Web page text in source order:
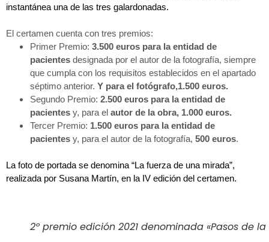
instantánea una de las tres galardonadas.
El certamen cuenta con tres premios:
Primer Premio: 3.500 euros para la entidad de
pacientes designada por el autor de la fotografía, siempre
que cumpla con los requisitos establecidos en el apartado
séptimo anterior. Y para el fotógrafo,1.500 euros.
Segundo Premio: 2.500 euros para la entidad de
pacientes y, para el autor de la obra, 1.000 euros.
Tercer Premio: 1.500 euros para la entidad de
pacientes y, para el autor de la fotografía, 500 euros.
La foto de portada se denomina “La fuerza de una mirada”,
realizada por Susana Martín, en la IV edición del certamen.
2º premio edición 2021 denominada «Pasos de la